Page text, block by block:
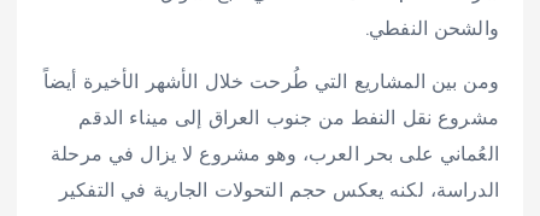
والشحن النفطي.
ومن بين المشاريع التي طُرحت خلال الأشهر الأخيرة أيضاً
مشروع نقل النفط من جنوب العراق إلى ميناء الدقم
العُماني على بحر العرب، وهو مشروع لا يزال في مرحلة
الدراسة، لكنه يعكس حجم التحولات الجارية في التفكير